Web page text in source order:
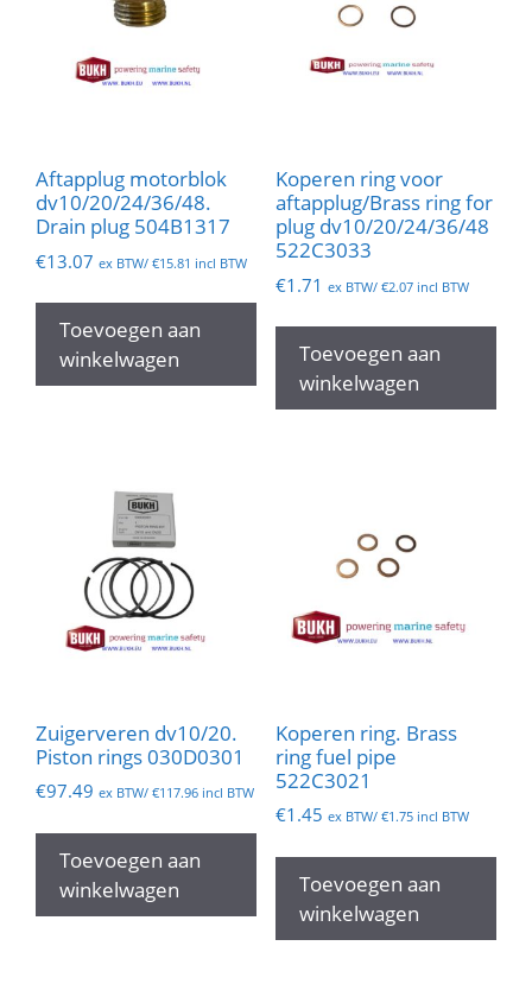
Aftapplug motorblok
dv10/20/24/36/48.
Drain plug 504B1317
€13.07 ex BTW/ €15.81 incl BTW
Toevoegen aan
winkelwagen
Koperen ring voor
aftapplug/Brass ring for
plug dv10/20/24/36/48
522C3033
€1.71 ex BTW/ €2.07incl BTW
Toevoegen aan
winkelwagen
Zuigerveren dv10/20.
Piston rings 030D0301
€97.49 ex BTW/ €117.96 incl BTW
Toevoegen aan
winkelwagen
Koperen ring. Brass
ring fuel pipe
522C3021
€1.45 ex BTW/ €1.75incl BTW
Toevoegen aan
winkelwagen